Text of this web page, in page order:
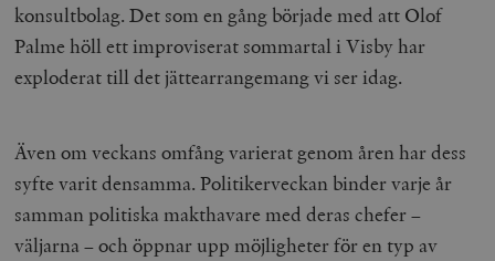
konsultbolag. Det som en gång började med att Olof
Palme höll ett improviserat sommartal i Visby har
exploderat till det jättearrangemang vi ser idag.
Även om veckans omfång varierat genom åren har dess
syfte varit densamma. Politikerveckan binder varje år
samman politiska makthavare med deras chefer –
väljarna – och öppnar upp möjligheter för en typ av